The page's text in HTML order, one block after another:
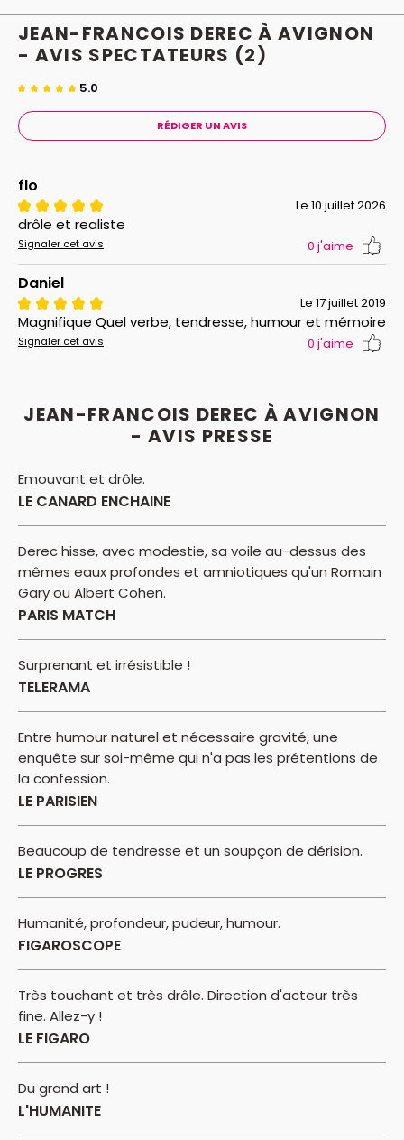
JEAN-FRANCOIS DEREC À AVIGNON
- AVIS SPECTATEURS (2)
5.0
RÉDIGER UN AVIS
flo
Le 10 juillet 2026
drôle et realiste
Signaler cet avis 0 j'aime
Daniel
Le 17 juillet 2019
Magnifique Quel verbe, tendresse, humour et mémoire
Signaler cet avis 0 j'aime
JEAN-FRANCOIS DEREC À AVIGNON
- AVIS PRESSE
Emouvant et drôle.
LE CANARD ENCHAINE
Derec hisse, avec modestie, sa voile au-dessus des
mêmes eaux profondes et amniotiques qu'un Romain
Gary ou Albert Cohen.
PARIS MATCH
Surprenant et irrésistible !
TELERAMA
Entre humour naturel et nécessaire gravité, une
enquête sur soi-même qui n'a pas les prétentions de
la confession.
LE PARISIEN
Beaucoup de tendresse et un soupçon de dérision.
LE PROGRES
Humanité, profondeur, pudeur, humour.
FIGAROSCOPE
Très touchant et très drôle. Direction d'acteur très
fine. Allez-y !
LE FIGARO
Du grand art !
L'HUMANITE